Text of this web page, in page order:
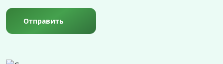
Отправить